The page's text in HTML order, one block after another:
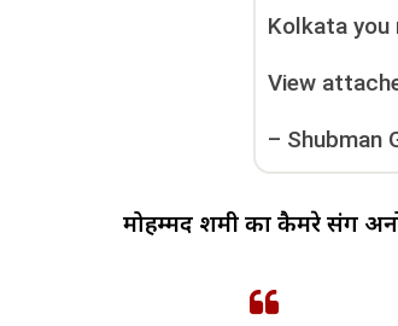
Kolkata you
View
– Shubman
मोहम्मद शमी का कैमरे संग